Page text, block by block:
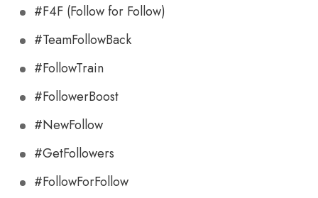
#F4F (Follow for Follow)
#TeamFollowBack
#FollowTrain
#FollowerBoost
#NewFollow
#GetFollowers
#FollowForFollow